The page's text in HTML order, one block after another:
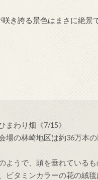
き誇る景色はまさに絶景
まわり畑《7/15》
場の林崎地区は約36万本の
ようで、頭を垂れているも
ビタミンカラーの花の絨毯